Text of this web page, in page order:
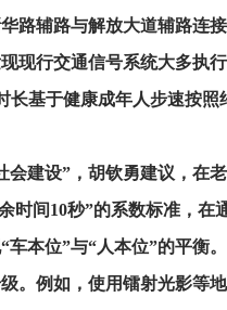
路辅路与解放大道辅路连
现行交通信号系统大多执
长基于健康成年人步速按
会建设”，胡钦勇建议，在
时间10秒”的系数标准，
本位”与“人本位”的平衡。
。例如，使用镭射光影等